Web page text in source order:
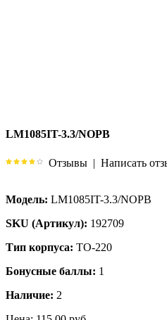
LM1085IT-3.3/NOPB
Отзывы | Написать
Модель: LM1085IT-3.3/NOPB
SKU (Артикул): 192709
Тип корпуса: TO-220
Бонусные баллы: 1
Наличие: 2